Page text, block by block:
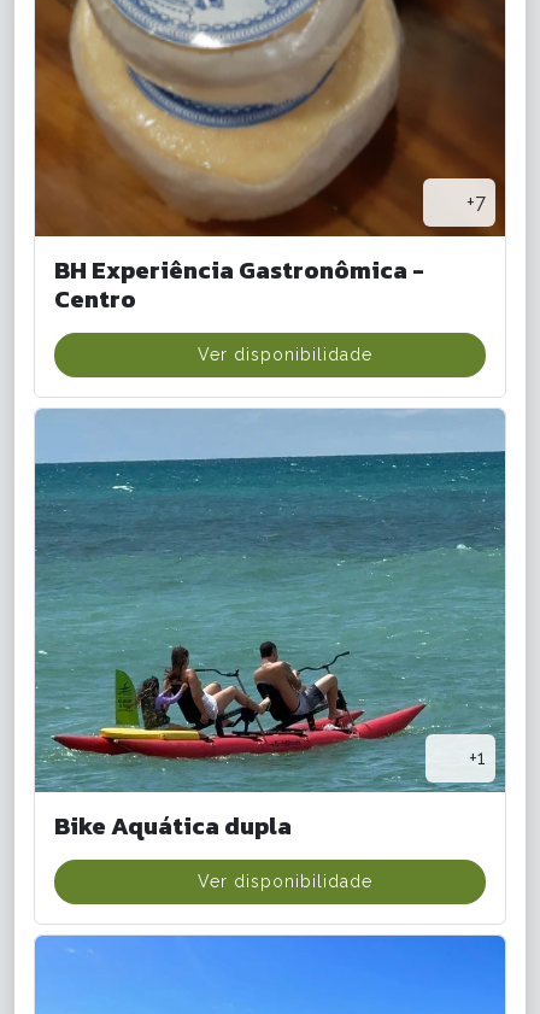
+7
BH Experiência Gastronômica -
Centro
Ver disponibilidade
+1
Bike Aquática dupla
Ver disponibilidade